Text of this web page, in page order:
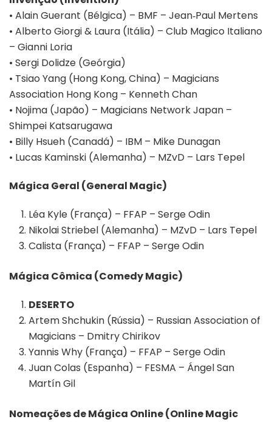
• Alain Guerant (Bélgica) – BMF – Jean‑Paul Mertens
• Alberto Giorgi & Laura (Itália) – Club Magico Italiano
– Gianni Loria
• Sergi Dolidze (Geórgia)
• Tsiao Yang (Hong Kong, China) – Magicians
Association Hong Kong – Kenneth Chan
• Nojima (Japão) – Magicians Network Japan –
Shimpei Katsarugawa
• Billy Hsueh (Canadá) – IBM – Mike Dunagan
• Lucas Kaminski (Alemanha) – MZvD – Lars Tepel
Mágica Geral (General Magic)
Léa Kyle (França) – FFAP – Serge Odin
Nikolai Striebel (Alemanha) – MZvD – Lars Tepel
Calista (França) – FFAP – Serge Odin
Mágica Cômica (Comedy Magic)
DESERTO
Artem Shchukin (Rússia) – Russian Association of
Magicians – Dmitry Chirikov
Yannis Why (França) – FFAP – Serge Odin
Juan Colas (Espanha) – FESMA – Ángel San
Martín Gil
Nomeações de Mágica Online (Online Magic